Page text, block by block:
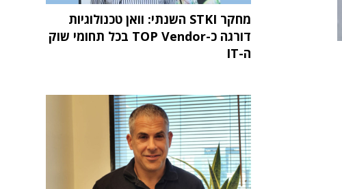
מחקר STKI השנתי: וואן טכנולוגיות
דורגה כ-TOP Vendor בכל תחומי שוק
ה-IT